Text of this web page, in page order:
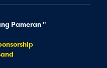
Pameran "